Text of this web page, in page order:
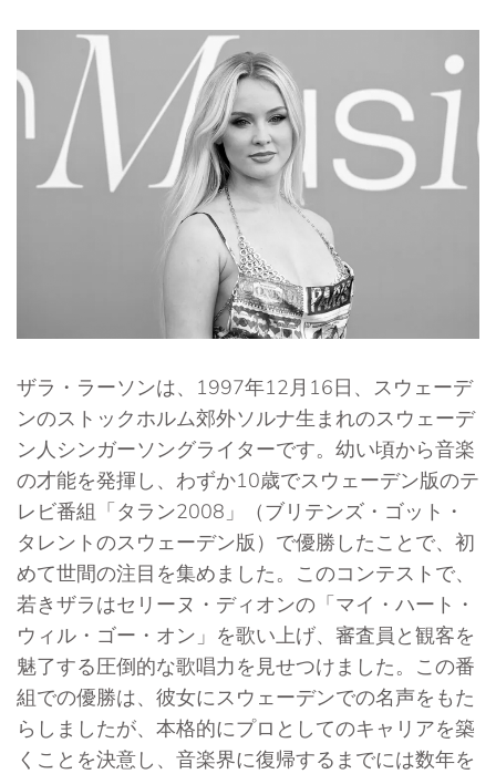
ザラ・ラーソンは、1997年12月16日、スウェーデ
ンのストックホルム郊外ソルナ生まれのスウェーデ
ン人シンガーソングライターです。幼い頃から音楽
の才能を発揮し、わずか10歳でスウェーデン版のテ
レビ番組「タラン2008」（ブリテンズ・ゴット・
タレントのスウェーデン版）で優勝したことで、初
めて世間の注目を集めました。このコンテストで、
若きザラはセリーヌ・ディオンの「マイ・ハート・
ウィル・ゴー・オン」を歌い上げ、審査員と観客を
魅了する圧倒的な歌唱力を見せつけました。この番
組での優勝は、彼女にスウェーデンでの名声をもた
らしましたが、本格的にプロとしてのキャリアを築
くことを決意し、音楽界に復帰するまでには数年を